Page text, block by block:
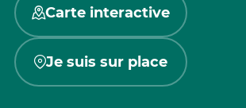
Carte interactive
Je suis sur place